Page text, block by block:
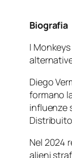
Biografia
I
Diego
formano
influenze
Nel 2024
alieni